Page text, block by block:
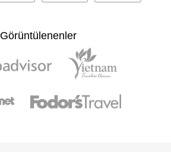
Görüntülenenler